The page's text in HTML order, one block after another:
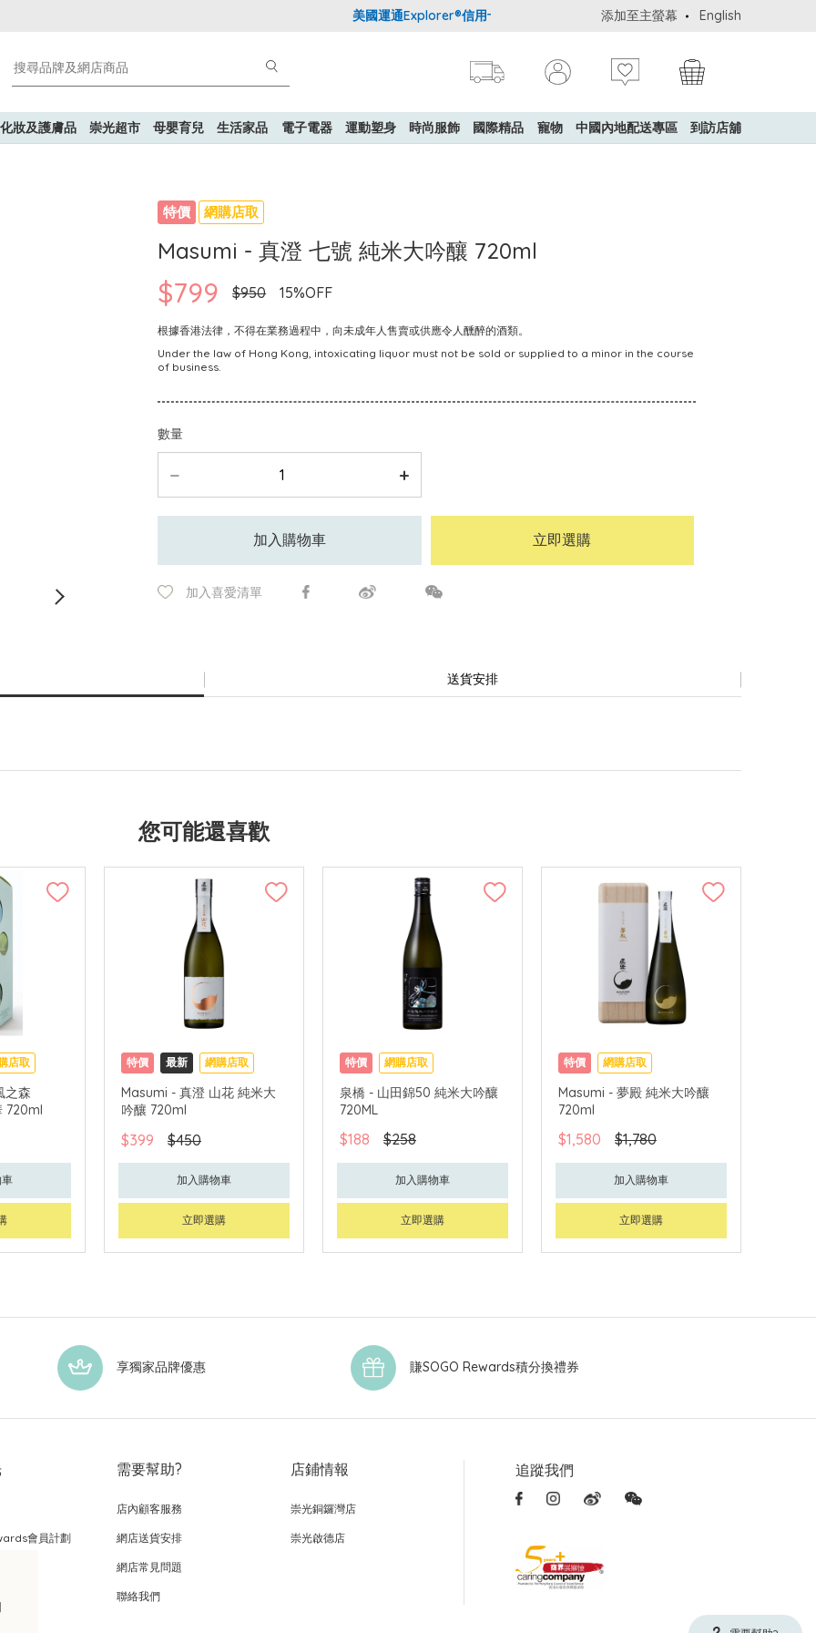
美國運通Explorer®信用卡會員購物禮遇：高達5%簽賬回贈！ 購買一般貨品(冷凍
添加至主螢幕 English
化妝及護膚品 崇光超市 母嬰育兒 生活家品 電子電器 運動塑身 時尚服飾 國際精品 寵物 中國內地配送專區 到訪店舖
特價 網購店取
Masumi - 真澄 七號 純米大吟釀 720ml
$799 $950 15%OFF
根據香港法律，不得在業務過程中，向未成年人售賣或供應令人醺醉的酒類。
Under the law of Hong Kong, intoxicating liquor must not be sold or supplied to a minor in the course
of business.
數量
加入購物車 立即選購
加入喜愛清單
送貨安排
您可能還喜歡
店取
之森
720ml
特價 最新 網購店取
Masumi - 真澄 山花 純米大
吟釀 720ml
$399 $450
加入購物車
立即選購
特價 網購店取
泉橋 - 山田錦50 純米大吟釀
720ML
$188 $258
加入購物車
立即選購
特價 網購店取
Masumi - 夢殿 純米大吟釀
720ml
$1,580 $1,780
加入購物車
立即選購
享獨家品牌優惠 賺SOGO Rewards積分換禮券
會員計劃
需要幫助?
店內顧客服務
網店送貨安排
網店常見問題
聯絡我們
店鋪情報
崇光銅鑼灣店
崇光啟德店
追蹤我們